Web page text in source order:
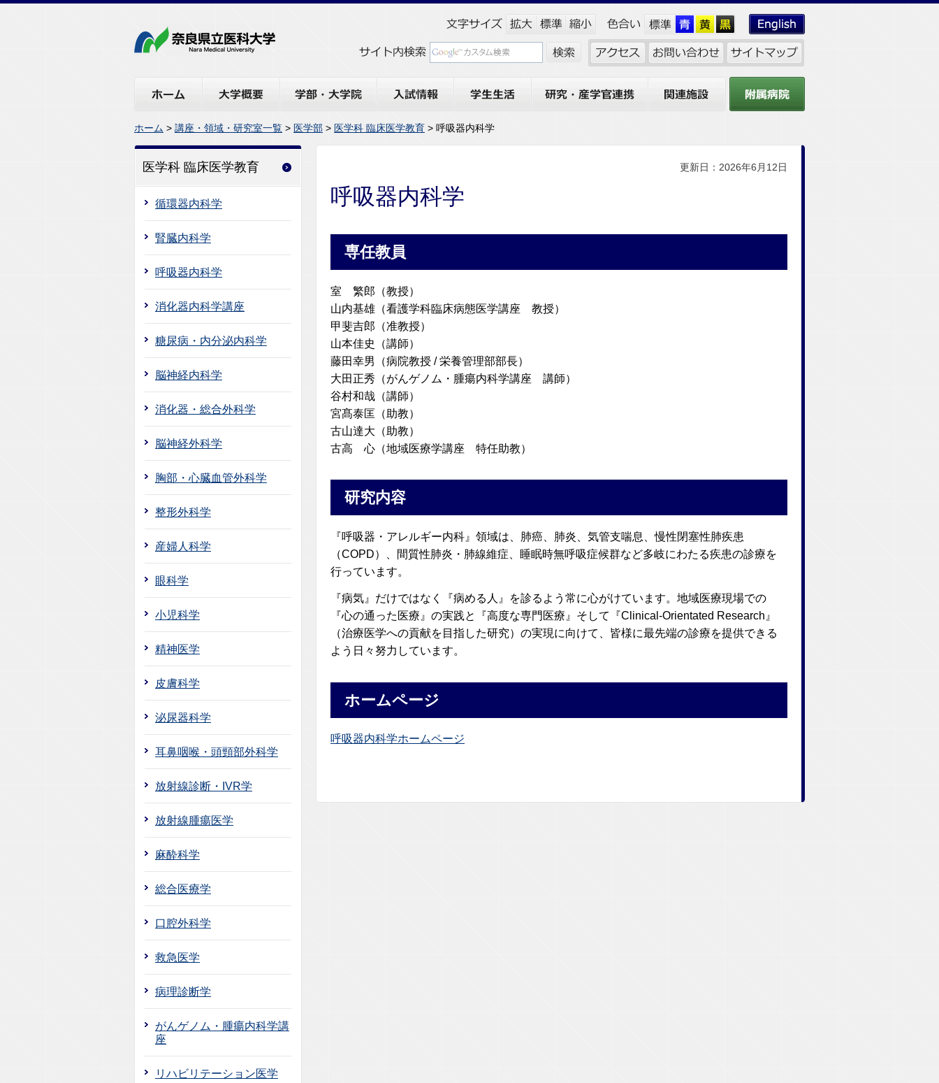
ホーム > 講座・領域・研究室一覧 > 医学部 > 医学科 臨床医学教育 > 呼吸器内科学
医学科 臨床医学教育
循環器内科学
腎臓内科学
呼吸器内科学
消化器内科学講座
糖尿病・内分泌内科学
脳神経内科学
消化器・総合外科学
脳神経外科学
胸部・心臓血管外科学
整形外科学
産婦人科学
眼科学
小児科学
精神医学
皮膚科学
泌尿器科学
耳鼻咽喉・頭頸部外科学
放射線診断・IVR学
放射線腫瘍医学
麻酔科学
総合医療学
口腔外科学
救急医学
病理診断学
がんゲノム・腫瘍内科学講
座
リハビリテーション医学
更新日：2026年6月12日
呼吸器内科学
専任教員
室 繁郎（教授）
山内基雄（看護学科臨床病態医学講座 教授）
甲斐吉郎（准教授）
山本佳史（講師）
藤田幸男（病院教授 / 栄養管理部部長）
大田正秀（がんゲノム・腫瘍内科学講座 講師）
谷村和哉（講師）
宮髙泰匡（助教）
古山達大（助教）
古高 心（地域医療学講座 特任助教）
研究内容
『呼吸器・アレルギー内科』領域は、肺癌、肺炎、気管支喘息、慢性閉塞性肺疾患
（COPD）、間質性肺炎・肺線維症、睡眠時無呼吸症候群など多岐にわたる疾患の診療を
行っています。
『病気』だけではなく『病める人』を診るよう常に心がけています。地域医療現場での
『心の通った医療』の実践と『高度な専門医療』そして『Clinical-Orientated Research』
（治療医学への貢献を目指した研究）の実現に向けて、皆様に最先端の診療を提供できる
よう日々努力しています。
ホームページ
呼吸器内科学ホームページ